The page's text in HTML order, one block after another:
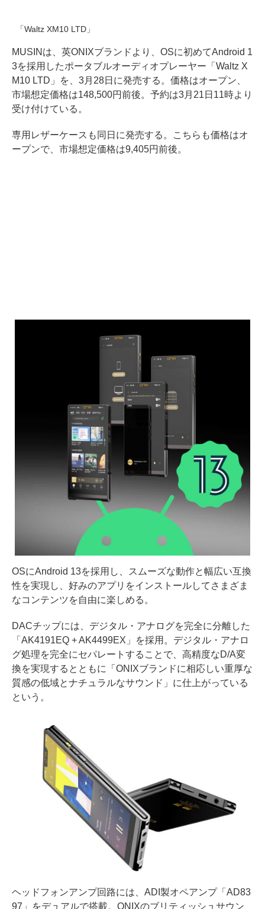
「Waltz XM10 LTD」
MUSINは、英ONIXブランドより、OSに初めてAndroid 1
3を採用したポータブルオーディオプレーヤー「Waltz X
M10 LTD」を、3月28日に発売する。価格はオープン、
市場想定価格は148,500円前後。予約は3月21日11時より
受け付けている。
専用レザーケースも同日に発売する。こちらも価格はオ
ープンで、市場想定価格は9,405円前後。
OSにAndroid 13を採用し、スムーズな動作と幅広い互換
性を実現し、好みのアプリをインストールしてさまざま
なコンテンツを自由に楽しめる。
DACチップには、デジタル・アナログを完全に分離した
「AK4191EQ + AK4499EX」を採用。デジタル・アナロ
グ処理を完全にセパレートすることで、高精度なD/A変
換を実現するとともに「ONIXブランドに相応しい重厚な
質感の低域とナチュラルなサウンド」に仕上がっている
という。
ヘッドフォンアンプ回路には、ADI製オペアンプ「AD83
97」をデュアルで搭載。ONIXのブリティッシュサウン